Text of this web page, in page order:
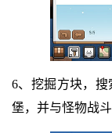
6、挖掘方块，
堡，并与怪物战